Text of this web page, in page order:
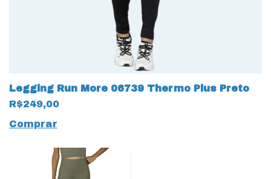
Legging Run More 06739 Thermo Plus Preto
R$249,00
Comprar